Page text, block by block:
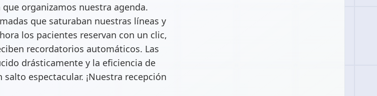
organizamos nuestra agenda.
que saturaban nuestras líneas y
los pacientes reservan con un clic,
recordatorios automáticos. Las
drásticamente y la eficiencia de
espectacular. ¡Nuestra recepción